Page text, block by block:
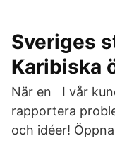
Sveriges
Karibiska
När en I vår
rapportera
och idéer!